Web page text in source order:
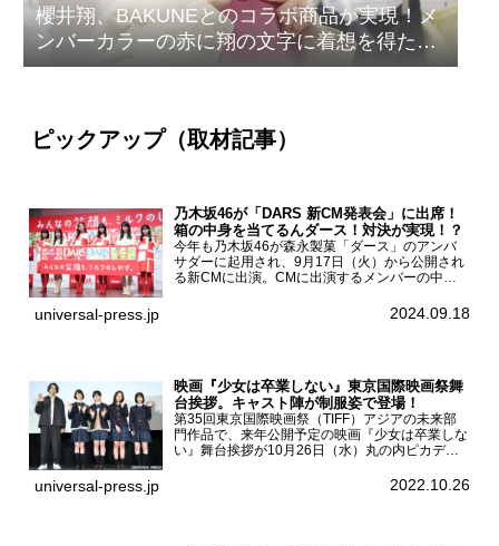
櫻井翔、BAKUNEとのコラボ商品が実現！メ
ンバーカラーの赤に翔の文字に着想を得たデ
ザイン
ピックアップ（取材記事）
乃木坂46が「DARS 新CM発表会」に出席！
箱の中身を当てるんダース！対決が実現！？
今年も乃木坂46が森永製菓「ダース」のアンバ
サダーに起用され、9月17日（火）から公開され
る新CMに出演。CMに出演するメンバーの中か
一ノ瀬美空、菅原咲月が都内にて開催された
universal-press.jp 2024.09.18
映画『少女は卒業しない』東京国際映画祭舞
台挨拶。キャスト陣が制服姿で登場！
第35回東京国際映画祭（TIFF）アジアの未来部
門作品で、来年公開予定の映画『少女は卒業しな
い』舞台挨拶が10月26日（水）丸の内ピカデリ
宮山莉渚、中井友望、監督の中川駿が登壇。映画
universal-press.jp 2022.10.26